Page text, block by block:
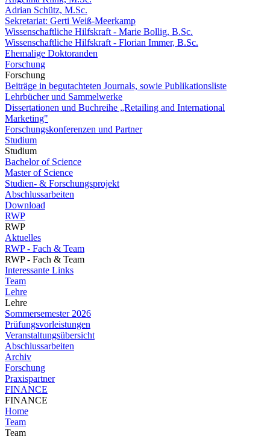
Adrian Schütz, M.Sc.
Sekretariat: Gerti Weiß-Meerkamp
Wissenschaftliche Hilfskraft - Marie Bollig, B.Sc.
Wissenschaftliche Hilfskraft - Florian Immer, B.Sc.
Ehemalige Doktoranden
Forschung
Forschung
Beiträge in begutachteten Journals, sowie Publikationsliste
Lehrbücher und Sammelwerke
Dissertationen und Buchreihe „Retailing and International
Marketing"
Forschungskonferenzen und Partner
Studium
Studium
Bachelor of Science
Master of Science
Studien- & Forschungsprojekt
Abschlussarbeiten
Download
RWP
RWP
Aktuelles
RWP - Fach & Team
RWP - Fach & Team
Interessante Links
Team
Lehre
Lehre
Sommersemester 2026
Prüfungsvorleistungen
Veranstaltungsübersicht
Abschlussarbeiten
Archiv
Forschung
Praxispartner
FINANCE
FINANCE
Home
Team
Team